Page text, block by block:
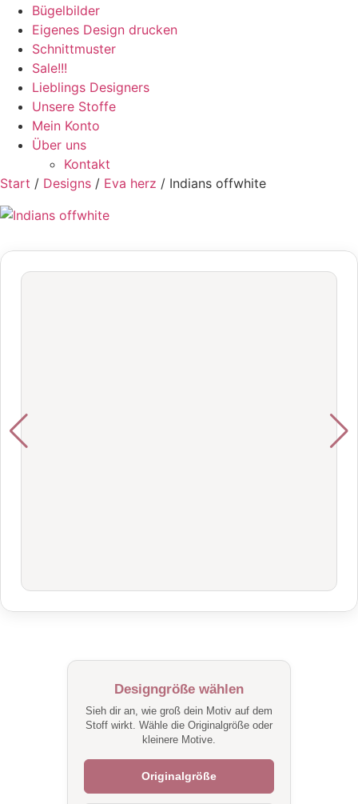
Bügelbilder
Eigenes Design drucken
Schnittmuster
Sale!!!
Lieblings Designers
Unsere Stoffe
Mein Konto
Über uns
Kontakt
Start / Designs / Eva herz / Indians offwhite
Designgröße wählen
Sieh dir an, wie groß dein Motiv auf dem
Stoff wirkt. Wähle die Originalgröße oder
kleinere Motive.
Originalgröße